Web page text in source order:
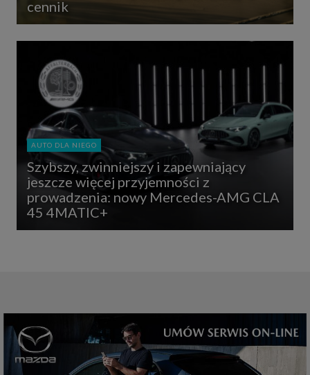
cennik
AUTO DLA NIEGO
Szybszy, zwinniejszy i zapewniający
jeszcze więcej przyjemności z
prowadzenia: nowy Mercedes-AMG CLA
45 4MATIC+